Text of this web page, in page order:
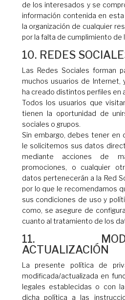
de los interesados y se
información contenida en
la organización de cualquier
por la falta de cumplimiento de
10. REDES
Las Redes Sociales forman
muchos usuarios de Internet,
ha creado distintos perfiles en
Todos los usuarios que
tienen la oportunidad de
sociales o grupos.
Sin embargo, debes tener en
le solicitemos sus datos
mediante acciones de
promociones, o cualquier
datos pertenecerán a la Red
por lo que le recomendamos
sus condiciones de uso y
como, se asegure de
cuanto al tratamiento de los
11.
ACTUALIZACIÓN
La presente política de
modificada/actualizada en
legales establecidas o con
dicha política a las